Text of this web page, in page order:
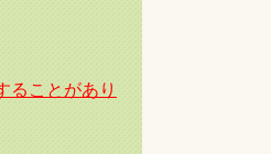
ることがあり